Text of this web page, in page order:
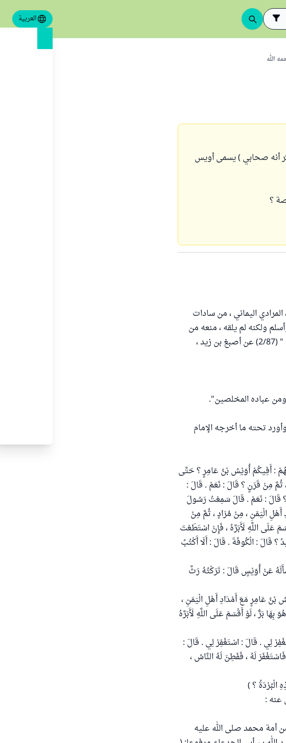
العربية
الله
أنه صحابي ) يسمى أويس
؟
اليماني ، من سادات
ولكنه لم يلقه ، منعه من
السفر إليه بره بأمه كما حكى ذلك الحافظ أبو نعيم في " حلية الأولياء " (2/87) عن أصبغ بن زيد ،
ومن عباده المخلصين".
تحته ما أخرجه الإمام
: أَفِيكُمْ أُوَيْسُ بْنُ عَامِرٍ ؟ حَتَّى
مِنْ قَرَنٍ ؟ قَالَ : نَعَمْ . قَالَ :
قَالَ : نَعَمْ . قَالَ سَمِعْتُ رَسُولَ
الْيَمَنِ ، مِنْ مُرَادٍ ، ثُمَّ مِنْ
عَلَى اللَّهِ لَأَبَرَّهُ ، فَإِنْ اسْتَطَعْتَ
؟ قَالَ : الْكُوفَةَ . قَالَ : أَلَا أَكْتُبُ
عَنْ أُوَيْسٍ قَالَ : تَرَكْتُهُ رَثَّ
عَامِرٍ مَعَ أَمْدَادِ أَهْلِ الْيَمَنِ ،
بَرٌّ ، لَوْ أَقْسَمَ عَلَى اللَّهِ لَأَبَرَّهُ
لِي . قَالَ : اسْتَغْفِرْ لِي . قَالَ :
لَهُ ، فَفَطِنَ لَهُ النَّاسُ ،
الْبُرْدَةُ ؟ )
أمة محمد صلى الله عليه